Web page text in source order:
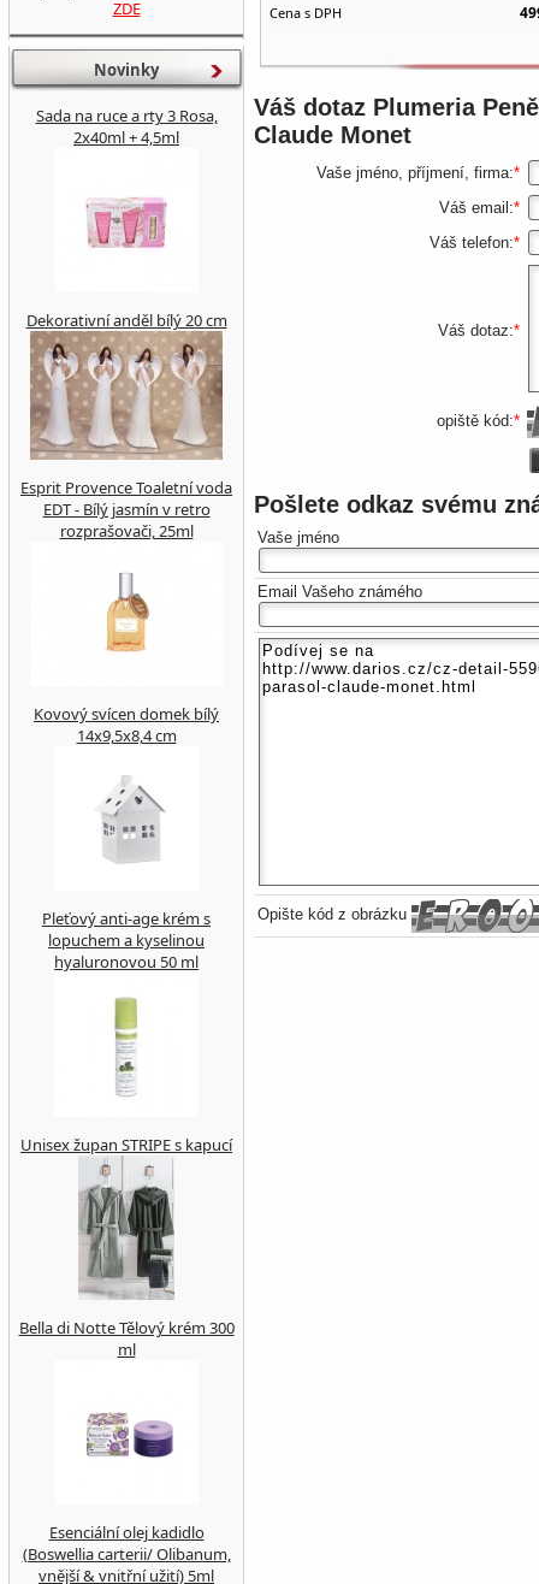
Cena s DPH
Váš dotaz Plumeria
Claude Monet
Vaše jméno, příjmení, firma:*
Váš email:*
Váš telefon:*
Váš dotaz:*
opiště kód:*
Pošlete odkaz svému
Vaše jméno
Email Vašeho známého
Opište kód z obrázku
ZDE
Novinky
Sada na ruce a rty 3 Rosa,
2x40ml + 4,5ml
Dekorativní anděl bílý 20 cm
Esprit Provence Toaletní voda
EDT - Bílý jasmín v retro
rozprašovači, 25ml
Kovový svícen domek bílý
14x9,5x8,4 cm
Pleťový anti-age krém s
lopuchem a kyselinou
hyaluronovou 50 ml
Unisex župan STRIPE s kapucí
Bella di Notte Tělový krém 300
ml
Esenciální olej kadidlo
(Boswellia carterii/ Olibanum,
vnější & vnitřní užití) 5ml